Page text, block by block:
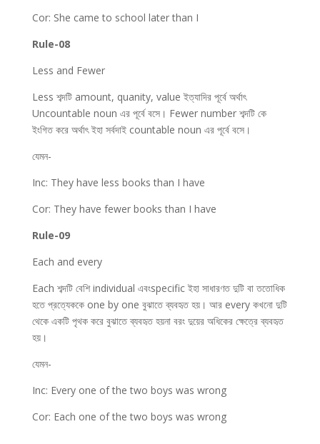
Cor: She came to school later than I
Rule-08
Less and Fewer
Less শব্দটি amount, quanity, value ইত্যাদির পূর্বে অর্থাৎ
Uncountable noun এর পূর্বে বসে। Fewer number শব্দটি কে
ইংগিত করে অর্থাৎ ইহা সর্বদাই countable noun এর পূর্বে বসে।
যেমন-
Inc: They have less books than I have
Cor: They have fewer books than I have
Rule-09
Each and every
Each শব্দটি বেশি individual এবংspecific ইহা সাধারণত দুটি বা ততোধিক
হতে প্রত্যেককে one by one বুঝাতে ব্যবহৃত হয়। আর every কখনো দুটি
থেকে একটি পৃথক করে বুঝাতে ব্যবহৃত হয়না বরং দুয়ের অধিকের ক্ষেত্রেব্যবহৃত
হয়।
যেমন-
Inc: Every one of the two boys was wrong
Cor: Each one of the two boys was wrong